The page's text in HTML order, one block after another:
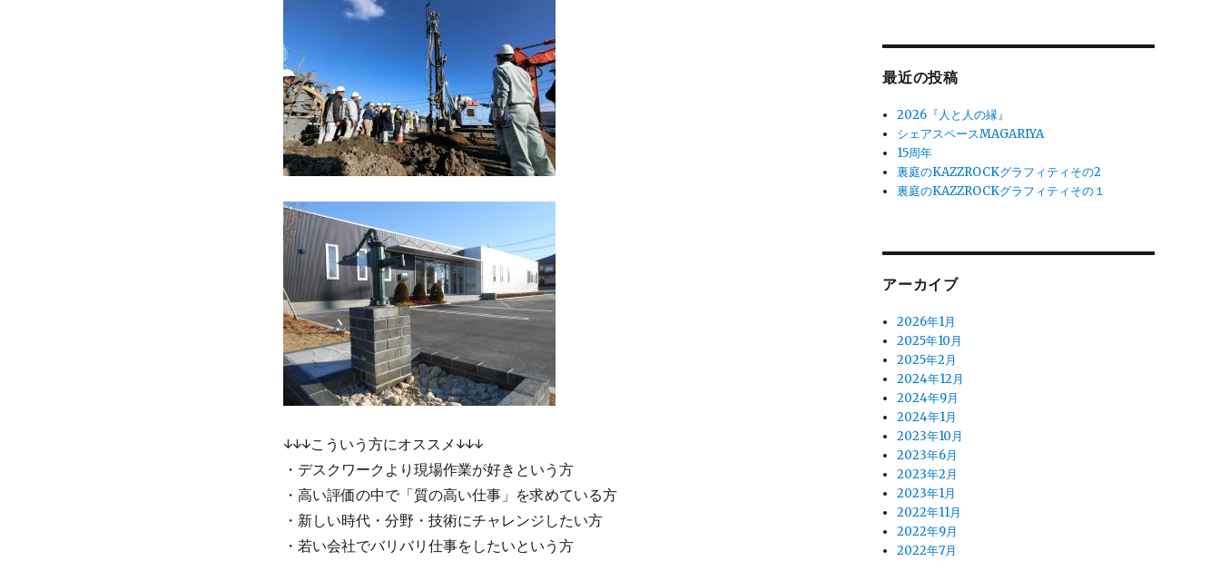
↓↓↓こういう方にオススメ↓↓↓
・デスクワークより現場作業が好きという方
・高い評価の中で「質の高い仕事」を求めている方
・新しい時代・分野・技術にチャレンジしたい方
・若い会社でバリバリ仕事をしたいという方
最近の投稿
2026『人と人の縁』
シェアスペースMAGARIYA
15周年
裏庭のKAZZROCKグラフィティその2
裏庭のKAZZROCKグラフィティその１
アーカイブ
2026年1月
2025年10月
2025年2月
2024年12月
2024年9月
2024年1月
2023年10月
2023年6月
2023年2月
2023年1月
2022年11月
2022年9月
2022年7月